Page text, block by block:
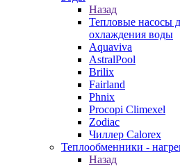
Назад
Тепловые насосы
охлаждения воды
Aquaviva
AstralPool
Brilix
Fairland
Phnix
Procopi Climexel
Zodiac
Чиллер Calorex
Теплообменники -
Назад